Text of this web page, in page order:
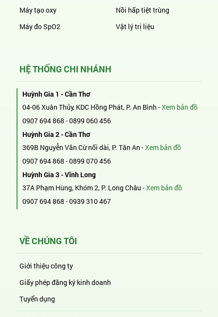
Máy tạo oxy
Máy đo SpO2
Nồi hấp tiệt trùng
Vật lý trị liệu
HỆ THỐNG CHI NHÁNH
Huỳnh Gia 1 - Cần Thơ
04-06 Xuân Thủy, KDC Hồng Phát, P. An Bình -Xem bản đồ
0907 694 868 -0899 060 456
Huỳnh Gia 2 - Cần Thơ
369B Nguyễn Văn Cừ nối dài, P. Tân An -Xem bản đồ
0907 694 868 -0899 070 456
Huỳnh Gia 3 - Vĩnh Long
37A Phạm Hùng, Khóm 2, P. Long Châu -Xem bản đồ
0907 694 868 -0939 310 467
VỀ CHÚNG TÔI
Giới thiệu công ty
Giấy phép đăng ký kinh doanh
Tuyển dụng